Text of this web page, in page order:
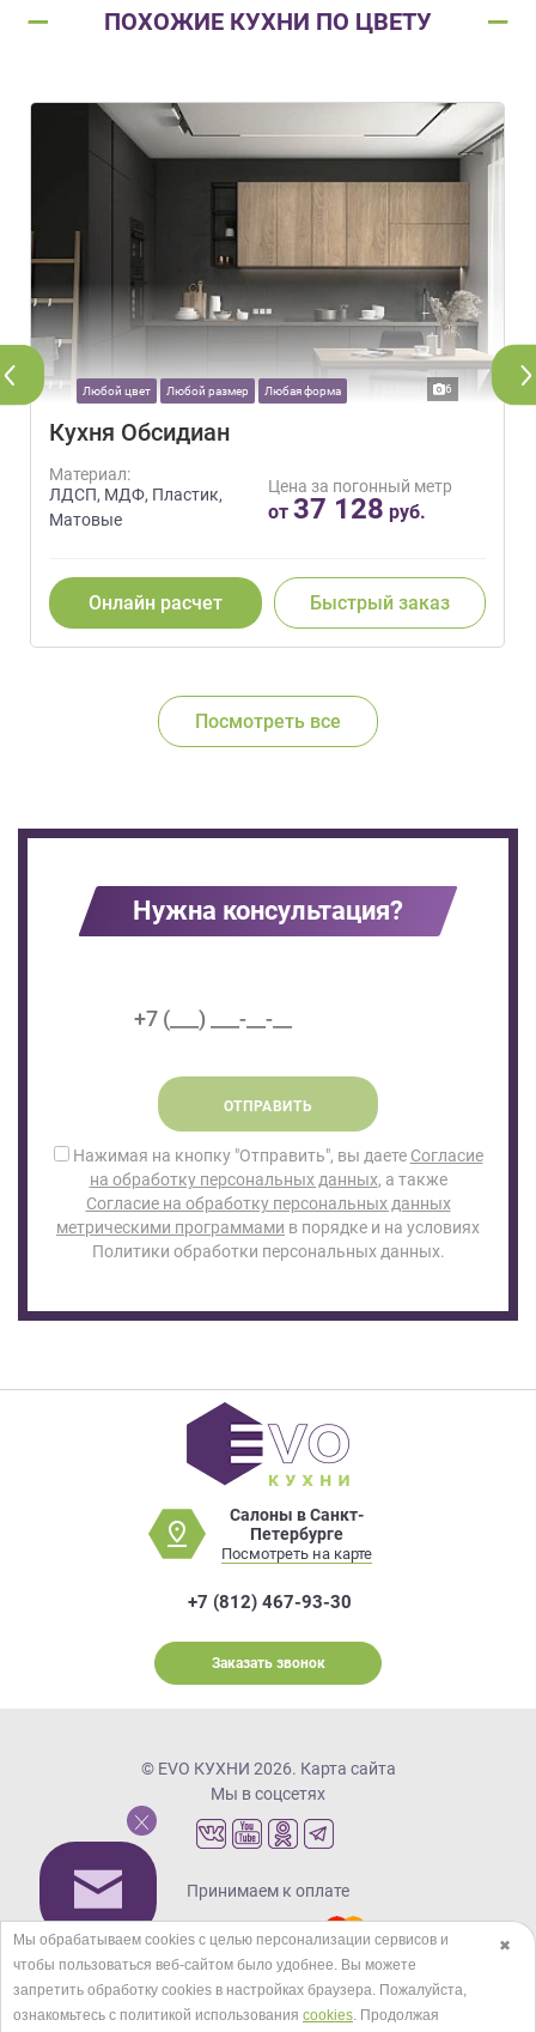
ПОХОЖИЕ КУХНИ ПО ЦВЕТУ
Любой цвет Любой размер Любая форма 6
Кухня Обсидиан
Материал:
ЛДСП, МДФ, Пластик,
Матовые
Цена за погонный метр
от 37 128 руб.
Онлайн расчет Быстрый заказ
Посмотреть все
Нужна консультация?
ОТПРАВИТЬ
Нажимая на кнопку "Отправить", вы даете Согласие
на обработку персональных данных, а также
Согласие на обработку персональных данных
метрическими программами в порядке и на условиях
Политики обработки персональных данных.
Салоны в Санкт-
Петербурге
Посмотреть на карте
+7 (812) 467-93-30
Заказать звонок
© EVO КУХНИ 2026. Карта сайта
Мы в соцсетях
Принимаем к оплате
Кредиты и рассрочка
✖
Мы обрабатываем cookies с целью персонализации сервисов и
чтобы пользоваться веб-сайтом было удобнее. Вы можете
запретить обработку сookies в настройках браузера. Пожалуйста,
ознакомьтесь с политикой использования cookies. Продолжая